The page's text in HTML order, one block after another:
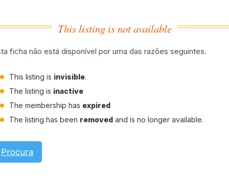
This listing is not available
ficha não está disponível por uma das razões seguintes.
This listing is invisible.
The listing is inactive
The membership has expired
The listing has been removed and is no longer available.
Procura